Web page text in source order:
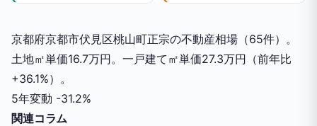
京都府京都市伏見区桃山町正宗の不動産相場（65件）。
土地㎡単価16.7万円。一戸建て㎡単価27.3万円（前年比
+36.1%）。
5年変動 -31.2%
関連コラム